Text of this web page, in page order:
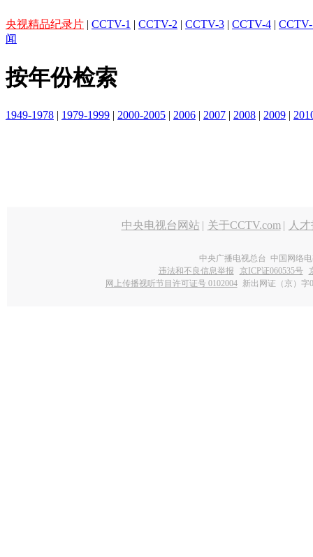
央视精品纪录片 | CCTV-1 | CCTV-2 | CCTV-3 | CCTV-4 |
闻
按年份检索
1949-1978 | 1979-1999 | 2000-2005 | 2006 | 2007 | 2008 | 2009 |
中央电视台网站 | 关于CCTV.com | 人
中央广播电视总台 中国网络
违法和不良信息举报
京ICP证060535号
网上传播视听节目许可证号 0102004 新出网证（京）